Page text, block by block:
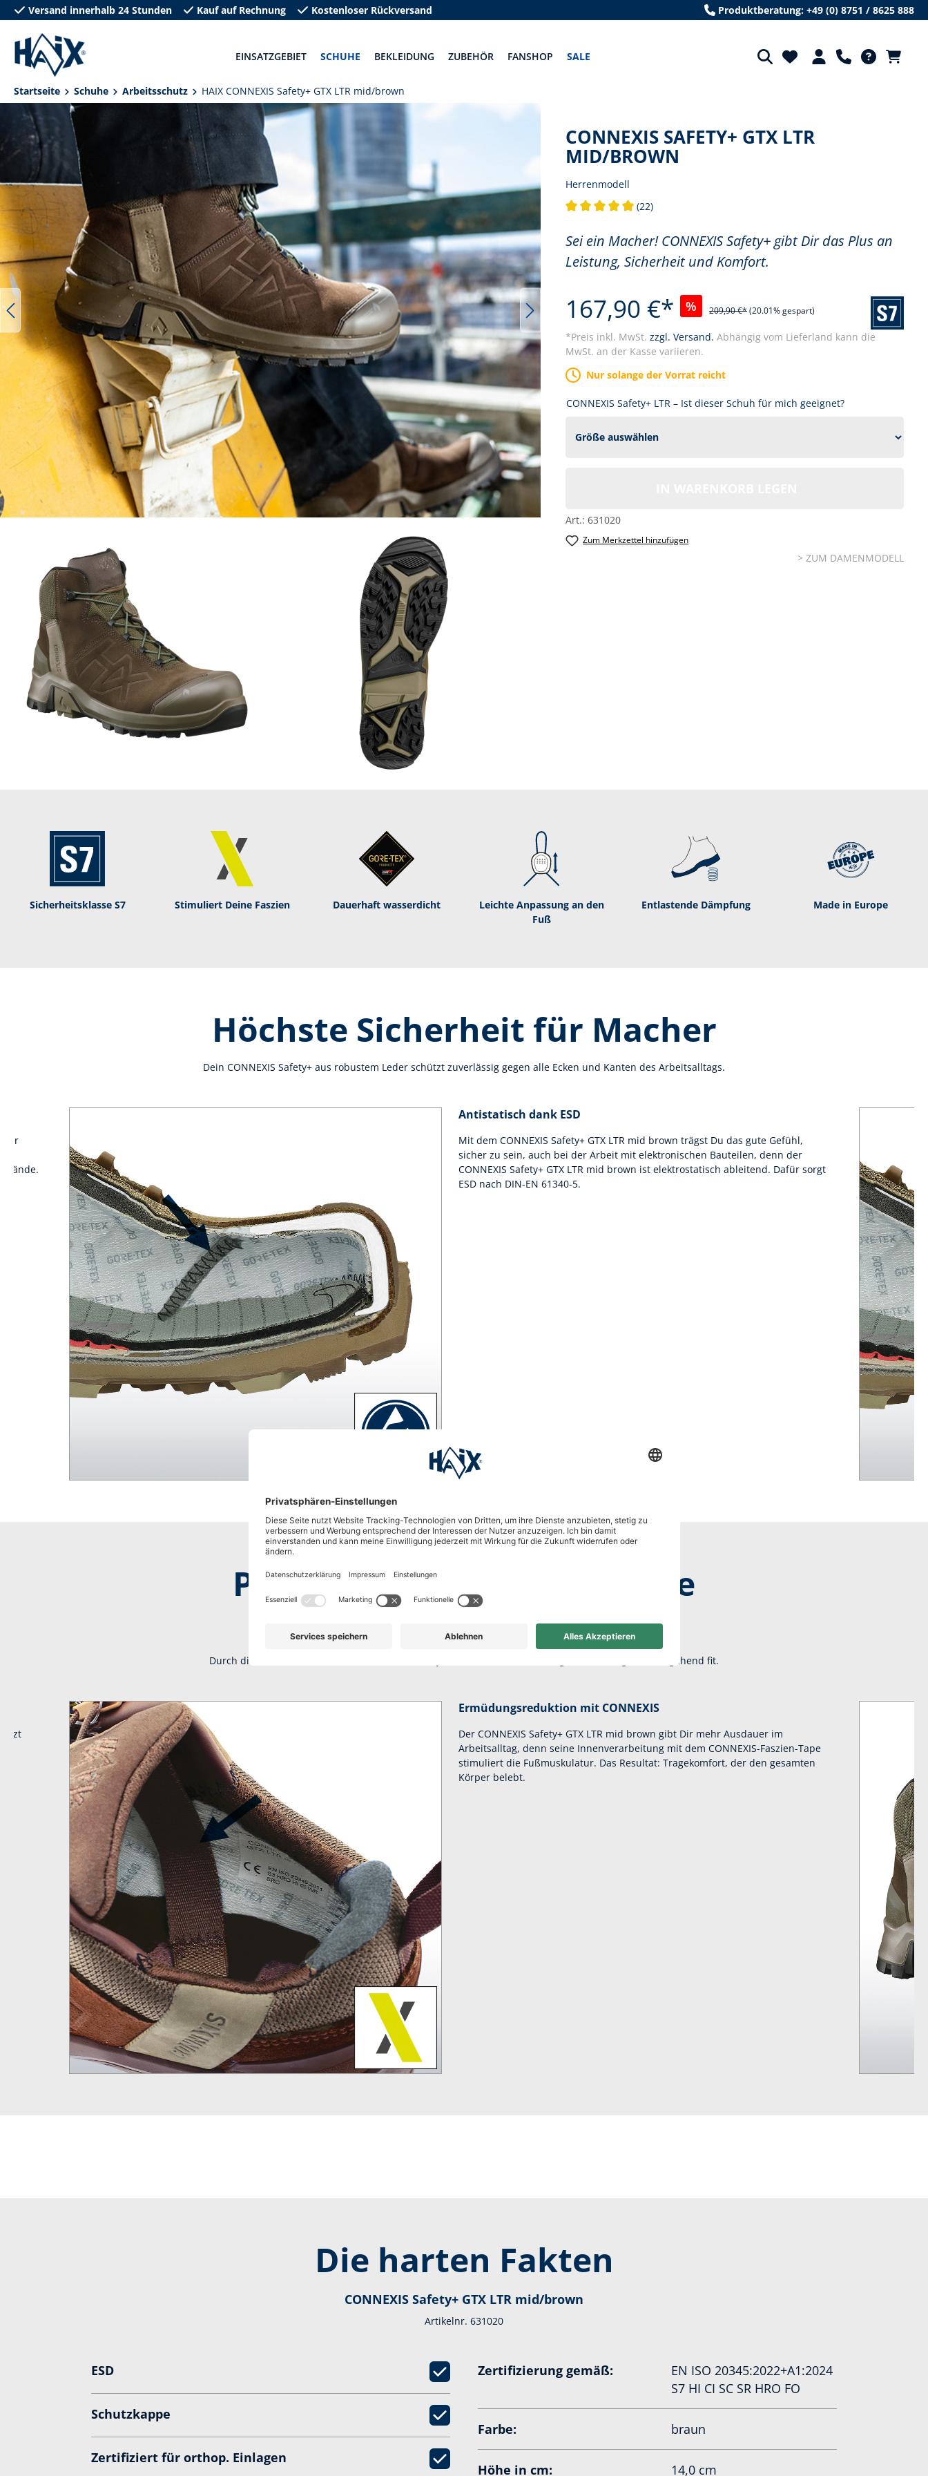
Zur Hauptnavigation springen
Versand innerhalb 24 Stunden Kauf auf Rechnung Kostenloser Rückversand Produktberatung: +49 (0) 8751 / 8625 888
EINSATZGEBIET SCHUHE BEKLEIDUNG ZUBEHÖR FANSHOP SALE
Startseite Schuhe Arbeitsschutz
HAIX CONNEXIS Safety+ GTX LTR mid/brown
Bildergalerie überspringen
CONNEXIS SAFETY+ GTX LTR
MID/BROWN
Herrenmodell
(22)
Sei ein Macher! CONNEXIS Safety+ gibt Dir das Plus an
Leistung, Sicherheit und Komfort.
167,90 €* % 209,90 €*(20.01% gespart)
*Preis inkl. MwSt. zzgl. Versand. Abhängig vom Lieferland kann die
MwSt. an der Kasse variieren.
Nur solange der Vorrat reicht
CONNEXIS Safety+ LTR – Ist dieser Schuh für mich geeignet?
Art.: 631020
Zum Merkzettel hinzufügen
> ZUM DAMENMODELL
Sicherheitsklasse S7 Stimuliert Deine Faszien Dauerhaft was­ser­dicht
Leichte Anpassung an den
Fuß
Entlastende Dämpf­ung Made in Europe
Höchste Sicherheit für Macher
Dein CONNEXIS Safety+ aus robustem Leder schützt zuverlässig gegen alle Ecken und Kanten des Arbeitsalltags.
Antistatisch dank ESD
Mit dem CONNEXIS Safety+ GTX LTR mid brown trägst Du das gute Gefühl,
sicher zu sein, auch bei der Arbeit mit elektronischen Bauteilen, denn der
CONNEXIS Safety+ GTX LTR mid brown ist elektrostatisch ableitend. Dafür sorgt
ESD nach DIN-EN 61340-5.
Perfekter Komfort für harte
Arbeitstage
Durch die Faszienstimulation im CONNEXIS Safety+ bleibst Du selbst an langen Arbeitstagen durchgehend fit.
sitzt
Ermüdungsreduktion mit CONNEXIS
Der CONNEXIS Safety+ GTX LTR mid brown gibt Dir mehr Ausdauer im
Arbeitsalltag, denn seine Innenverarbeitung mit dem CONNEXIS-Faszien-Tape
stimuliert die Fußmuskulatur. Das Resultat: Tragekomfort, der den gesamten
Körper belebt.
Die harten Fakten
CONNEXIS Safety+ GTX LTR mid/brown
Artikelnr. 631020
ESD
Schutzkappe
Zertifiziert für orthop. Einlagen
Zertifizierung gemäß:
EN ISO 20345:2022+A1:2024
S7 HI CI SC SR HRO FO
Farbe: braun
Höhe in cm: 14,0 cm